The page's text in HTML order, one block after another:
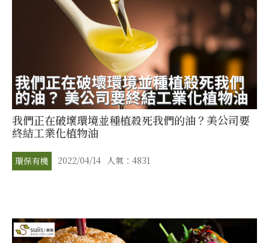
我們正在破壞環境並種植殺死我們的油？美公司要
終結工業化植物油
環保有機 2022/04/14 人氣：4831